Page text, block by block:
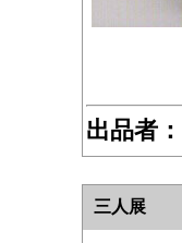
出品者：
三人展